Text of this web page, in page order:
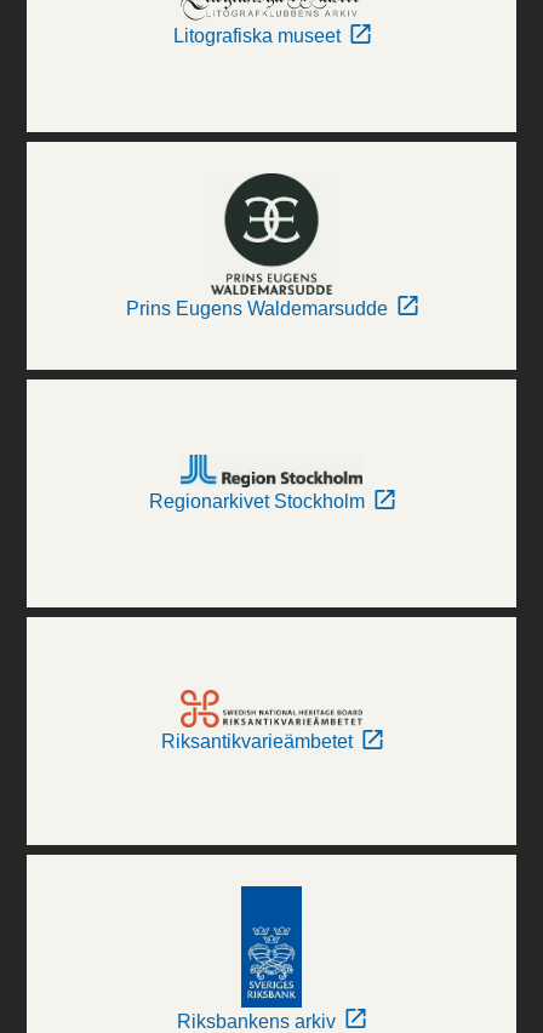
Litografiska museet
Prins Eugens Waldemarsudde
Regionarkivet Stockholm
Riksantikvarieämbetet
Riksbankens arkiv